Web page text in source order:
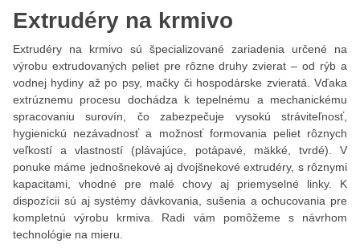
Extrudéry na krmivo
Extrudéry na krmivo sú špecializované zariadenia určené na
výrobu extrudovaných peliet pre rôzne druhy zvierat – od rýb a
vodnej hydiny až po psy, mačky či hospodárske zvieratá. Vďaka
extrúznemu procesu dochádza k tepelnému a mechanickému
spracovaniu surovín, čo zabezpečuje vysokú stráviteľnosť,
hygienickú nezávadnosť a možnosť formovania peliet rôznych
veľkostí a vlastností (plávajúce, potápavé, mäkké, tvrdé). V
ponuke máme jednošnekové aj dvojšnekové extrudéry, s rôznymi
kapacitami, vhodné pre malé chovy aj priemyselné linky. K
dispozícii sú aj systémy dávkovania, sušenia a ochucovania pre
kompletnú výrobu krmiva. Radi vám pomôžeme s návrhom
technológie na mieru.